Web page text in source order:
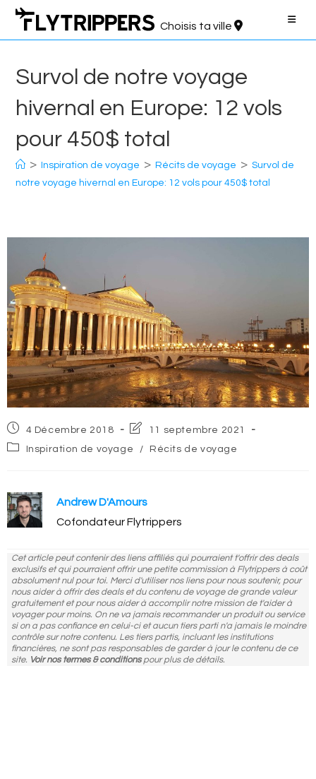
Aller
contenu
Choisis ta ville
Survol de notre voyage
hivernal en Europe: 12 vols
pour 450$ total
> Inspiration de voyage > Récits de voyage > Survol de
notre voyage hivernal en Europe: 12 vols pour 450$ total
Post
published:
4 Décembre 2018
Post
modified:
11 septembre 2021
PostInspiration de voyage / Récits de voyage
Andrew D'Amours
Cofondateur Flytrippers
Cet article peut contenir des liens affiliés qui pourraient t'offrir des deals
exclusifs et qui pourraient offrir une petite commission à Flytrippers à coût
absolument nul pour toi. Merci d'utiliser nos liens pour nous soutenir, pour
nous aider à offrir des deals et du contenu de voyage de grande valeur
gratuitement et pour nous aider à accomplir notre mission de t'aider à
voyager pour moins. On ne va jamais recommander un produit ou service
si on a pas confiance en celui-ci et aucun tiers parti n'a jamais le moindre
contrôle sur notre contenu. Les tiers partis, incluant les institutions
financières, ne sont pas responsables de garder à jour le contenu de ce
site. Voir nos termes & conditionspour plus de détails.